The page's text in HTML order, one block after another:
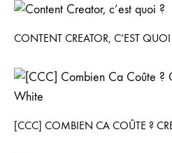
CONTENT CREATOR, C’EST QUOI
[CCC] COMBIEN CA COÛTE ?